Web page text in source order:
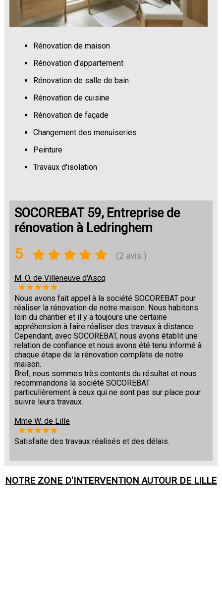
Rénovation de maison
Rénovation d'appartement
Rénovation de salle de bain
Rénovation de cuisine
Rénovation de façade
Changement des menuiseries
Peinture
Travaux d'isolation
SOCOREBAT 59, Entreprise de
rénovation à Ledringhem
5 (2 avis )
M. O. de Villeneuve d'Ascq
Nous avons fait appel à la société SOCOREBAT pour
réaliser la rénovation de notre maison. Nous habitons
loin du chantier et il y a toujours une certaine
appréhension à faire réaliser des travaux à distance.
Cependant, avec SOCOREBAT, nous avons établit une
relation de confiance et nous avons été tenu informé à
chaque étape de la rénovation complète de notre
maison.
Bref, nous sommes très contents du résultat et nous
recommandons la société SOCOREBAT
particulièrement à ceux qui ne sont pas sur place pour
suivre leurs travaux.
Mme W. de Lille
Satisfaite des travaux réalisés et des délais.
NOTRE ZONE D'INTERVENTION AUTOUR DE LILLE